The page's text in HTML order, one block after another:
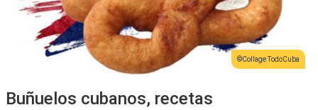
Collage TodoCuba
Buñuelos cubanos, recetas